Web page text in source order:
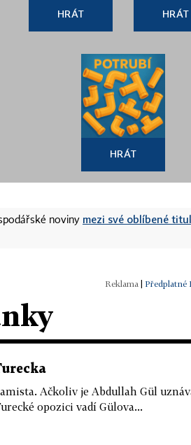
HRÁT HRÁT
HRÁT
noviny mezi své oblíbené
Předplatné
Ačkoliv je Abdullah Gül
opozici vadí Gülova...